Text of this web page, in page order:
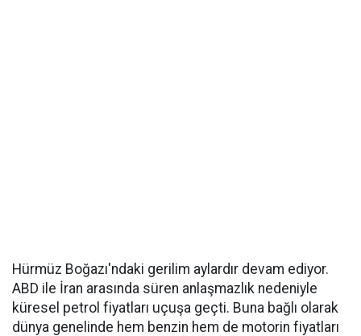
Hürmüz Boğazı'ndaki gerilim aylardır devam ediyor.
ABD ile İran arasında süren anlaşmazlık nedeniyle
küresel petrol fiyatları uçuşa geçti. Buna bağlı olarak
dünya genelinde hem benzin hem de motorin fiyatları